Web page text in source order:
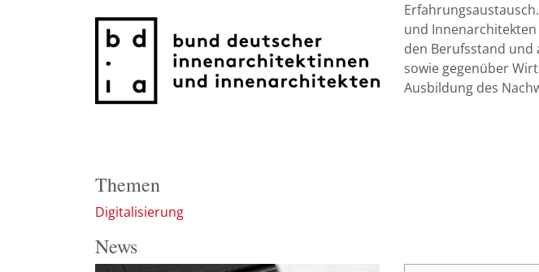
und
den Berufsstand
sowie gegenüber
Ausbildung des
Themen
Digitalisierung
News